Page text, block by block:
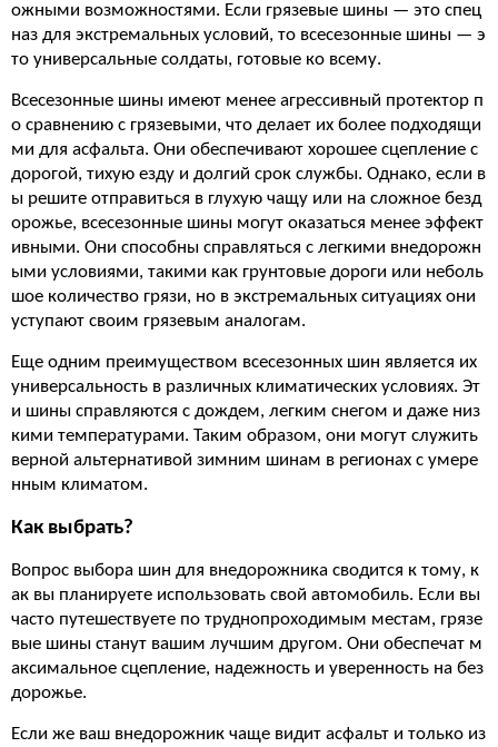
ожными возможностями. Если грязевые шины — это спец
наз для экстремальных условий, то всесезонные шины — э
то универсальные солдаты, готовые ко всему.
Всесезонные шины имеют менее агрессивный протектор п
о сравнению с грязевыми, что делает их более подходящи
ми для асфальта. Они обеспечивают хорошее сцепление с
дорогой, тихую езду и долгий срок службы. Однако, если в
ы решите отправиться в глухую чащу или на сложное безд
орожье, всесезонные шины могут оказаться менее эффект
ивными. Они способны справляться с легкими внедорожн
ыми условиями, такими как грунтовые дороги или неболь
шое количество грязи, но в экстремальных ситуациях они
уступают своим грязевым аналогам.
Еще одним преимуществом всесезонных шин является их
универсальность в различных климатических условиях. Эт
и шины справляются с дождем, легким снегом и даже низ
кими температурами. Таким образом, они могут служить
верной альтернативой зимним шинам в регионах с умере
нным климатом.
Как выбрать?
Вопрос выбора шин для внедорожника сводится к тому, к
ак вы планируете использовать свой автомобиль. Если вы
часто путешествуете по труднопроходимым местам, грязе
вые шины станут вашим лучшим другом. Они обеспечат м
аксимальное сцепление, надежность и уверенность на без
дорожье.
Если же ваш внедорожник чаще видит асфальт и только из